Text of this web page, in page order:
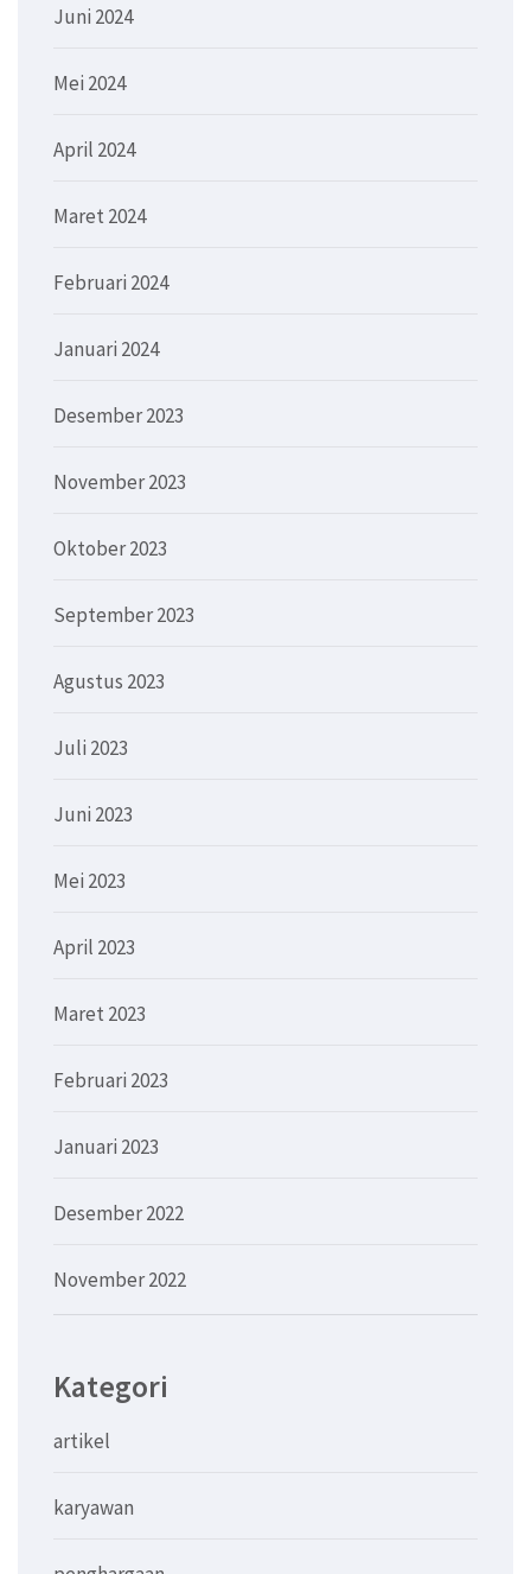
Juni 2024
Mei 2024
April 2024
Maret 2024
Februari 2024
Januari 2024
Desember 2023
November 2023
Oktober 2023
September 2023
Agustus 2023
Juli 2023
Juni 2023
Mei 2023
April 2023
Maret 2023
Februari 2023
Januari 2023
Desember 2022
November 2022
Kategori
artikel
karyawan